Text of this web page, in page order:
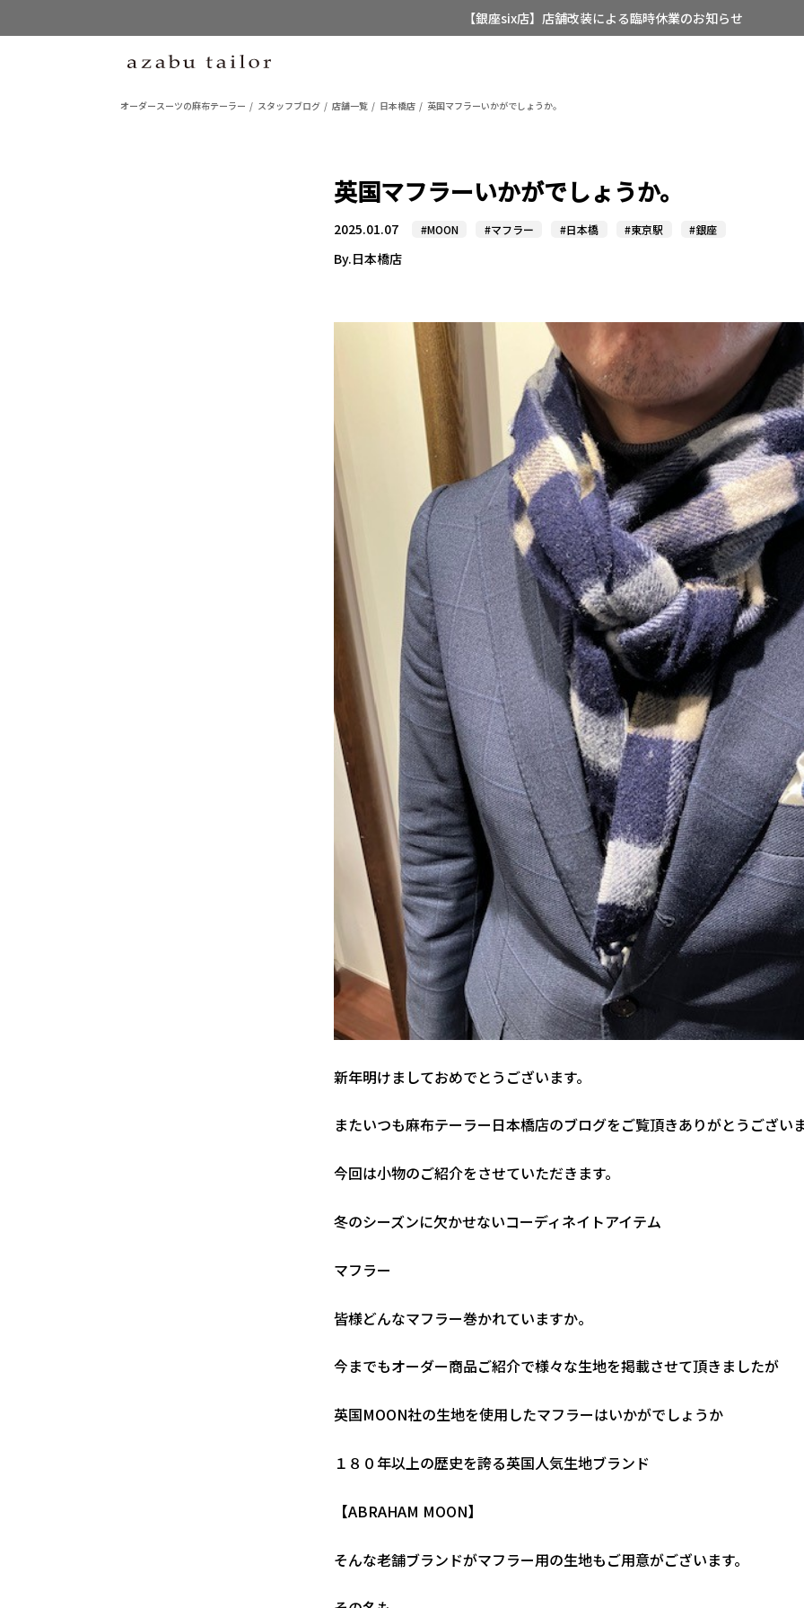
【店舗限定】レディースオーダースーツ
オーダースーツの麻布テーラー スタッフブログ 店舗一覧 日本橋店 英国マフラーいかがでしょうか。
英国マフラーいかがでしょうか。
2025.01.07 #MOON #マフラー #日本橋 #東京駅 #銀座
By.日本橋店
新年明けましておめでとうございます。
またいつも麻布テーラー日本橋店のブログをご覧頂きありがとうござい
今回は小物のご紹介をさせていただきます。
冬のシーズンに欠かせないコーディネイトアイテム
マフラー
皆様どんなマフラー巻かれていますか。
今までもオーダー商品ご紹介で様々な生地を掲載させて頂きましたが
英国MOON社の生地を使用したマフラーはいかがでしょうか
１８０年以上の歴史を誇る英国人気生地ブランド
【ABRAHAM MOON】
そんな老舗ブランドがマフラー用の生地もご用意がございます。